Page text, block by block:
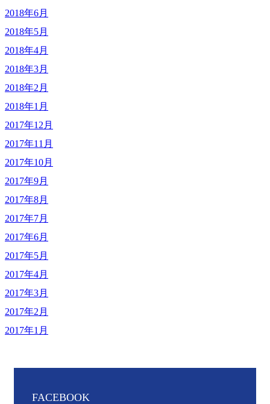
2018年6月
2018年5月
2018年4月
2018年3月
2018年2月
2018年1月
2017年12月
2017年11月
2017年10月
2017年9月
2017年8月
2017年7月
2017年6月
2017年5月
2017年4月
2017年3月
2017年2月
2017年1月
FACEBOOK